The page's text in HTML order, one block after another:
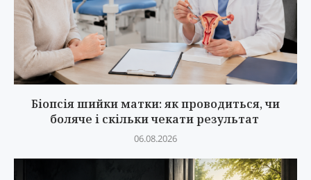
Біопсія шийки матки: як проводиться, чи
боляче і скільки чекати результат
06.08.2026